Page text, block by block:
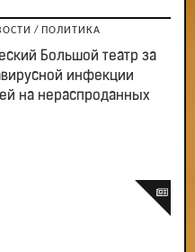
/ ПОЛИТИКА
Большой театр за
инфекции
на нераспроданных